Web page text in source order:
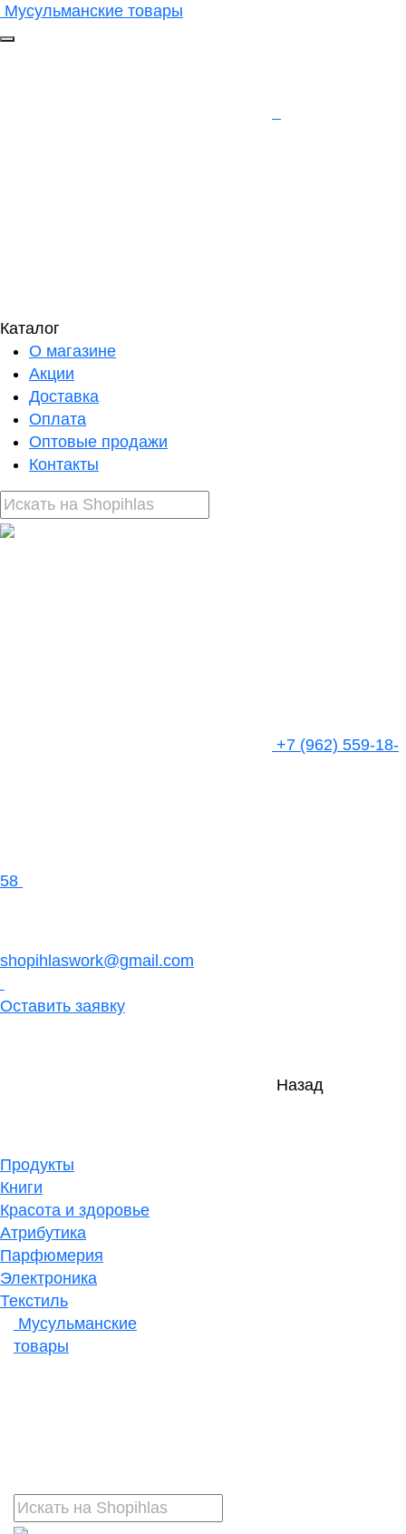
Мусульманские товары
Каталог
О магазине
Акции
Доставка
Оплата
Оптовые продажи
Контакты
+7 (962) 559-18-
58
shopihlaswork@gmail.com
Оставить заявку
Назад
Продукты
Книги
Красота и здоровье
Атрибутика
Парфюмерия
Электроника
Текстиль
Мусульманские
товары